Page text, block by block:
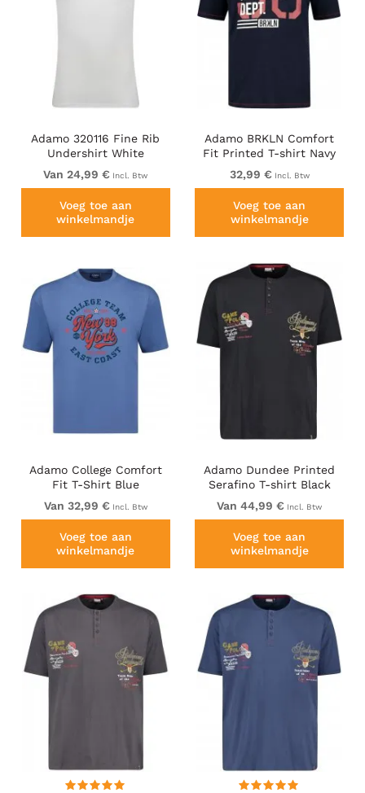
Adamo 320116 Fine Rib
Undershirt White
Van 24,99 € Incl. Btw
Voeg toe aan
winkelmandje
Adamo BRKLN Comfort
Fit Printed T-shirt Navy
32,99 € Incl. Btw
Voeg toe aan
winkelmandje
Adamo College Comfort
Fit T-Shirt Blue
Van 32,99 € Incl. Btw
Voeg toe aan
winkelmandje
Adamo Dundee Printed
Serafino T-shirt Black
Van 44,99 € Incl. Btw
Voeg toe aan
winkelmandje